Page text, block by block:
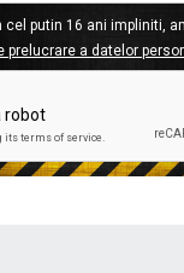
cel putin 16 ani impliniti,
prelucrare a datelor